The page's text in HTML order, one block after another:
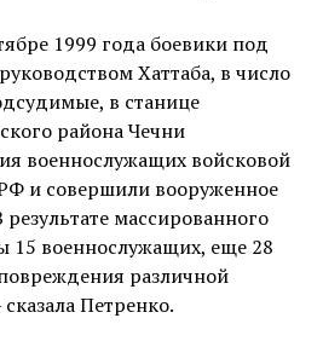
1999 года боевики под
Хаттаба, в число
в станице
района Чечни
военнослужащих войсковой
и совершили вооруженное
массированного
15 военнослужащих, еще 28
различной
Петренко.